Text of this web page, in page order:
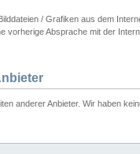
/ Grafiken aus dem
vorherige Absprache mit der
anderer Anbieter. Wir haben